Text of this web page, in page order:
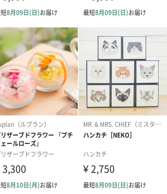
ピンク（390円） グリーン（
す。
場合、最短のお届け可能日が通常より